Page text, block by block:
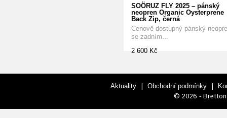
SOÖRUZ FLY 2025 – pánský
neopren Organic Oysterprene
Back Zip, černá
Cenově dostupný pánský
se zadním...
2 600 Kč
Aktuality | Obchodní podmínky |
© 2026 - Bretton